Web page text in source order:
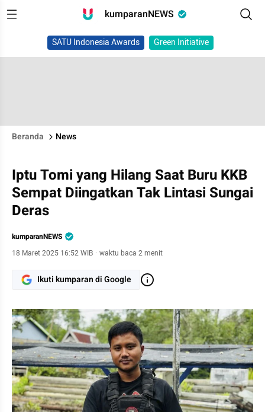
kumparanNEWS
SATU Indonesia Awards Green Initiative
Beranda News
Iptu Tomi yang Hilang Saat Buru KKB
Sempat Diingatkan Tak Lintasi Sungai
Deras
kumparanNEWS
18 Maret 2025 16:52 WIB · waktu baca 2 menit
Ikuti kumparan di Google